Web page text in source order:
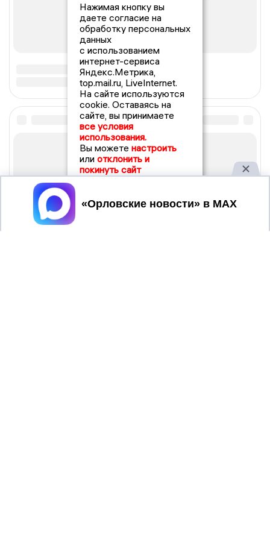
Нажимая кнопку вы
даете согласие на
обработку персональных
данных
с использованием
интернет-сервиса
Яндекс.Метрика,
top.mail.ru, LiveInternet.
На сайте используются
cookie. Оставаясь на
сайте, вы принимаете
все условия
использования.
Вы можете настроить
или отклонить и
покинуть сайт
Принять